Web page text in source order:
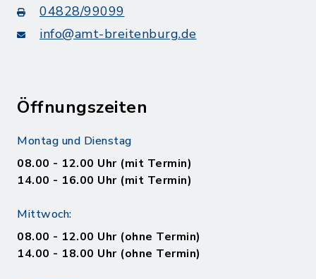
04828/99099
info@amt-breitenburg.de
Öffnungszeiten
Montag und Dienstag
08.00 - 12.00 Uhr (mit Termin)
14.00 - 16.00 Uhr (mit Termin)
Mittwoch:
08.00 - 12.00 Uhr (ohne Termin)
14.00 - 18.00 Uhr (ohne Termin)